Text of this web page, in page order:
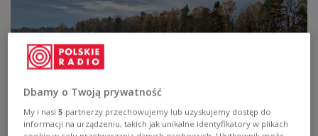
Dbamy o Twoją prywatność
My i nasi5 partnerzy przechowujemy lub uzyskujemy dostęp do
informacji na urządzeniu, takich jak unikalne identyfikatory w plikach